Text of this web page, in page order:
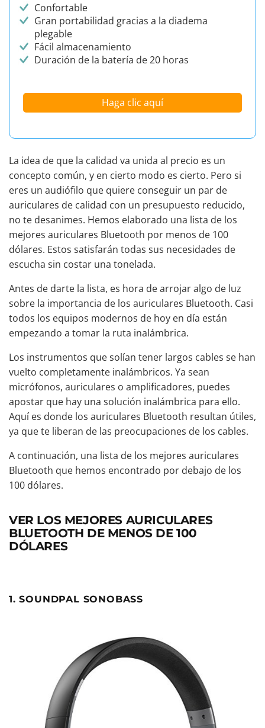
Confortable
Gran portabilidad gracias a la diadema
plegable
Fácil almacenamiento
Duración de la batería de 20 horas
Haga clic aquí
La idea de que la calidad va unida al precio es un
concepto común, y en cierto modo es cierto. Pero si
eres un audiófilo que quiere conseguir un par de
auriculares de calidad con un presupuesto reducido,
no te desanimes. Hemos elaborado una lista de los
mejores auriculares Bluetooth por menos de 100
dólares. Estos satisfarán todas sus necesidades de
escucha sin costar una tonelada.
Antes de darte la lista, es hora de arrojar algo de luz
sobre la importancia de los auriculares Bluetooth. Casi
todos los equipos modernos de hoy en día están
empezando a tomar la ruta inalámbrica.
Los instrumentos que solían tener largos cables se han
vuelto completamente inalámbricos. Ya sean
micrófonos, auriculares o amplificadores, puedes
apostar que hay una solución inalámbrica para ello.
Aquí es donde los auriculares Bluetooth resultan útiles,
ya que te liberan de las preocupaciones de los cables.
A continuación, una lista de los mejores auriculares
Bluetooth que hemos encontrado por debajo de los
100 dólares.
VER LOS MEJORES AURICULARES
BLUETOOTH DE MENOS DE 100
DÓLARES
1. SOUNDPAL SONOBASS